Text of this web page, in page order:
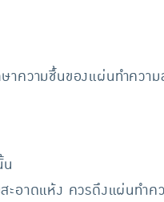
ความชื้นของแผ่นทำควา
น
อาดแห้ง ควรดึงแผ่นทำค